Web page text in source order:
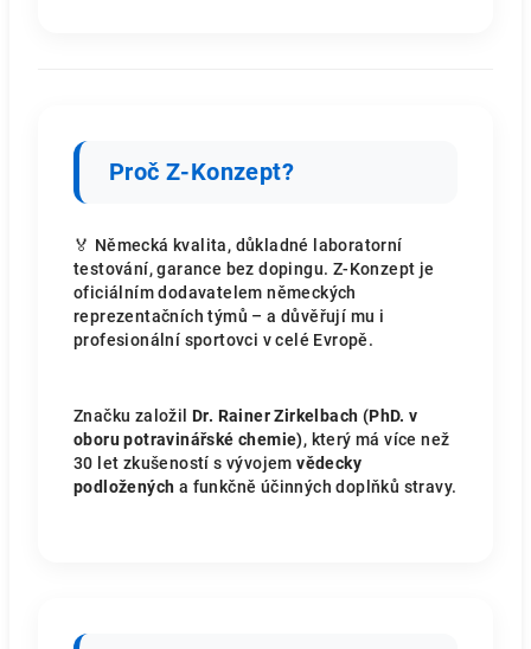
Proč Z-Konzept?
🏅 Německá kvalita, důkladné laboratorní
testování, garance bez dopingu. Z-Konzept je
oficiálním dodavatelem německých
reprezentačních týmů – a důvěřují mu i
profesionální sportovci v celé Evropě.
Značku založil Dr. Rainer Zirkelbach (PhD. v
oboru potravinářské chemie), který má více než
30 let zkušeností s vývojemvědecky
podložených a funkčně účinných doplňků stravy.